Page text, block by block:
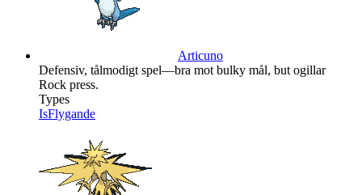
Articuno
Defensiv, tålmodigt spel—bra mot bulky mål, but ogillar
Rock press.
Types
IsFlygande